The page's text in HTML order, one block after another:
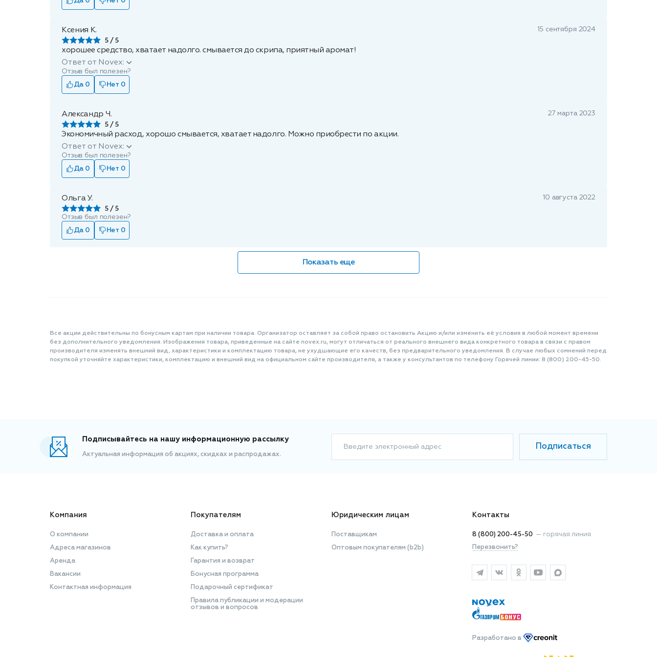
Ксения К.
5
15 сентября 2024
хорошее средство, хватает надолго. смывается до скрипа, приятный аромат!
Ответ от Novex:
Отзыв был полезен?
Да 0
Нет 0
Александр Ч.
5
27 марта 2023
Экономичный расход, хорошо смывается, хватает надолго. Можно приобрести по акции.
Ответ от Novex:
Отзыв был полезен?
Да 0
Нет 0
Ольга У.
5
10 августа 2022
Отзыв был полезен?
Да 0
Нет 0
Показать еще
Все акции действительны по бонусным картам при наличии товара. Организатор оставляет за собой право остановить Акцию и/или изменить её условия в любой момент времени
без дополнительного уведомления. Изображения товара, приведенные на сайте novex.ru, могут отличаться от реального внешнего вида конкретного товара в связи с правом
производителя изменять внешний вид, характеристики и комплектацию товара, не ухудшающие его качеств, без предварительного уведомления. В случае любых сомнений перед
покупкой уточняйте характеристики, комплектацию и внешний вид на официальном сайте производителя, а также у консультантов по телефону Горячей линии: 8 (800) 200-45-50.
Подписывайтесь на нашу информационную рассылку
Актуальная информация об акциях, скидках и распродажах.
Введите электронный адрес Подписаться
Компания
О компании
Адреса магазинов
Аренда
Вакансии
Контактная информация
Покупателям
Доставка и оплата
Как купить?
Гарантия и возврат
Бонусная программа
Подарочный сертификат
Правила публикации и модерации
отзывов и вопросов
Юридическим лицам
Поставщикам
Оптовым покупателям (b2b)
Контакты
8 (800) 200-45-50 — горячая линия
Перезвонить?
Разработано в